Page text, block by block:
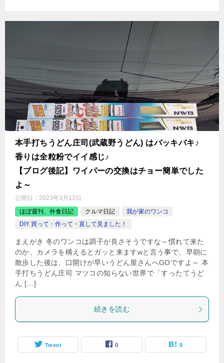
本手打ちうどん庄司(武蔵野うどん) はバッキバキ♪
香りは全粒粉でイイ感じ♪
【ブログ後記】ワイパーの交換はチョー簡単でした
よ～
公開日： 2023年3月13日
ほぼ週刊、外食日記
クルマ日記
我が家のワンコ
DIY 買って・作って・直して見ました！
まえがき 冬のワンコは調子が良さそうですな～慣れて来た
のか、カメラを構えるとガッと来ますwと言う事で、早朝に
散歩した後は、口開けが早いうどん屋さんへGOですよ～ 本
手打ちうどん庄司 マツコの知らない世界で「すったてうど
ん […]
続きを読む
Tweet 0 0